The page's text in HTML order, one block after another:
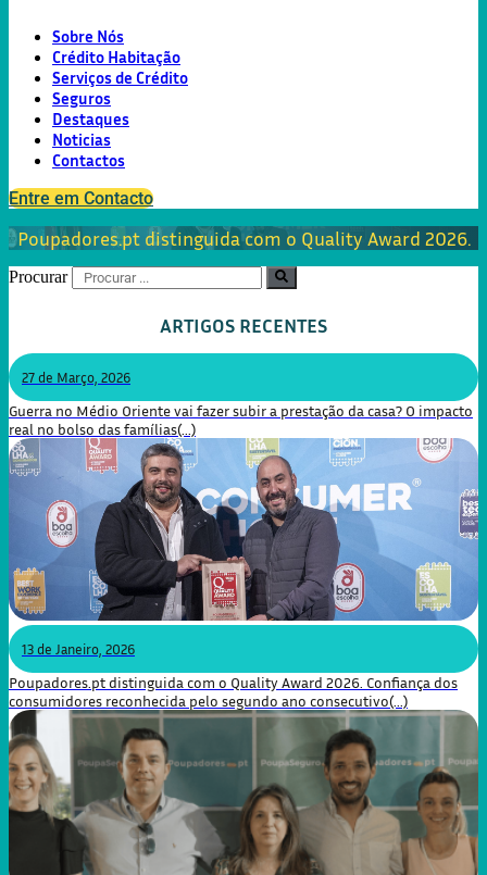
Sobre Nós
Crédito Habitação
Serviços de Crédito
Seguros
Destaques
Noticias
Contactos
Entre em Contacto
Poupadores.pt distinguida com o Quality Award 2026.
Procurar
ARTIGOS RECENTES
27 de Março, 2026
Guerra no Médio Oriente vai fazer subir a prestação da casa? O impacto
real no bolso das famílias(...)
13 de Janeiro, 2026
Poupadores.pt distinguida com o Quality Award 2026. Confiança dos
consumidores reconhecida pelo segundo ano consecutivo(...)